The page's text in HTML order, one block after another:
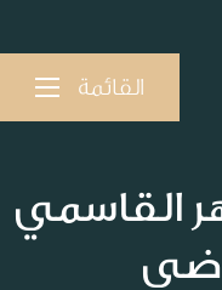
القائمة
القاسمي